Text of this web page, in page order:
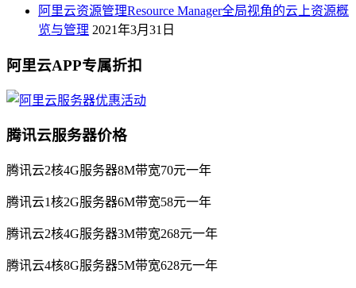
阿里云资源管理Resource Manager全局视角的云上资源概
览与管理 2021年3月31日
阿里云APP专属折扣
腾讯云服务器价格
腾讯云2核4G服务器8M带宽70元一年
腾讯云1核2G服务器6M带宽58元一年
腾讯云2核4G服务器3M带宽268元一年
腾讯云4核8G服务器5M带宽628元一年